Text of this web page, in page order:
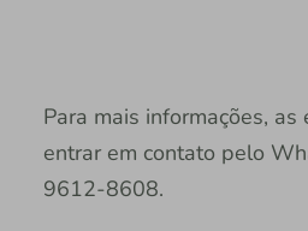
Para mais informações,
entrar em contato pelo
9612-8608.